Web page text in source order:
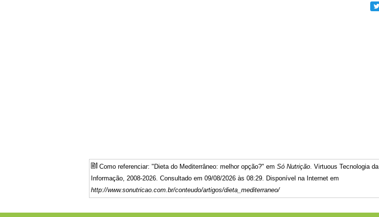
Como referenciar: "Dieta do Mediterrâneo: melhor opção?" em Só Nutrição. Virtuous Tecnologia da
Informação, 2008-2026. Consultado em 09/08/2026 às 08:29. Disponível na Internet em
http://www.sonutricao.com.br/conteudo/artigos/dieta_mediterraneo/